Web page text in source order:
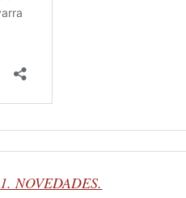
NOVEDADES.